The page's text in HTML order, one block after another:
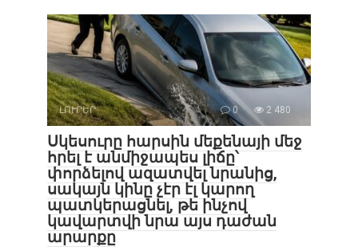
ԼՈՒՐԵՐ 0 2 480
Սկեսուրը հարսին մեքենայի մեջ
հրել է անմիջապես լիճը՝
փորձելով ազատվել նրանից,
սակայն կինը չէր էլ կարող
պատկերացնել, թե ինչով
կավարտվի նրա այս դաժան
արարքը